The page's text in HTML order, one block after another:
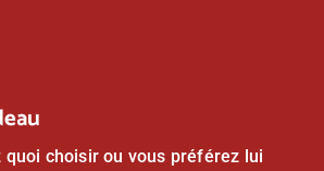
quoi choisir ou vous préférez lui